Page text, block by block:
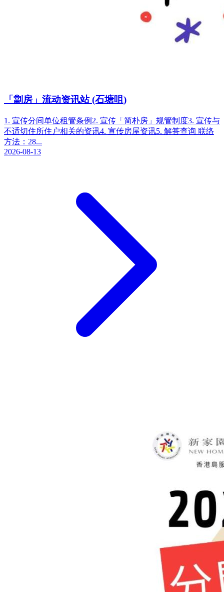
「劏房」流动资讯站 (石塘咀)
1. 宣传分间单位租管条例2. 宣传「简朴房」规管制度3. 宣传与
不适切住所住户相关的资讯4. 宣传房屋资讯5. 解答查询 联络
方法：28...
2026-08-13